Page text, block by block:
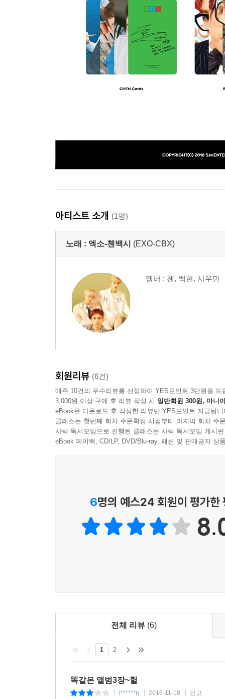
아티스트 소개 (1명)
노래 : 엑소-첸백시 (EXO-CBX)
멤버 : 첸, 백현, 시우민
회원리뷰 (6건)
매주 10건의 우수리뷰를 선정하여 YES포인트 3만원을 드
3,000원 이상 구매 후 리뷰 작성 시 일반회원 300원, 마니
eBook은 다운로드 후 작성한 리뷰만 YES포인트 지급됩니
클래스는 첫번째 회차 주문확정 시점부터 마지막 회차 주
사락 독서모임으로 진행된 클래스는 사락 독서모임 게시
eBook 페이백, CD/LP, DVD/Blu-ray, 패션 및 판매금지 상
6명의 예스24 회원이 평가한
전체 리뷰 (6)
1 2
똑같은 앨범3장~헐
i******n 2016-11-18 신고